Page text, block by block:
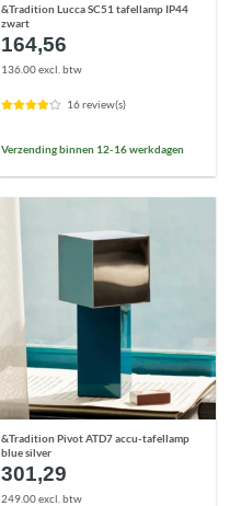
&Tradition Lucca SC51 tafellamp IP44
zwart
164,56
136.00 excl. btw
16 review(s)
Verzending binnen 12-16 werkdagen
&Tradition Pivot ATD7 accu-tafellamp
blue silver
301,29
249.00 excl. btw